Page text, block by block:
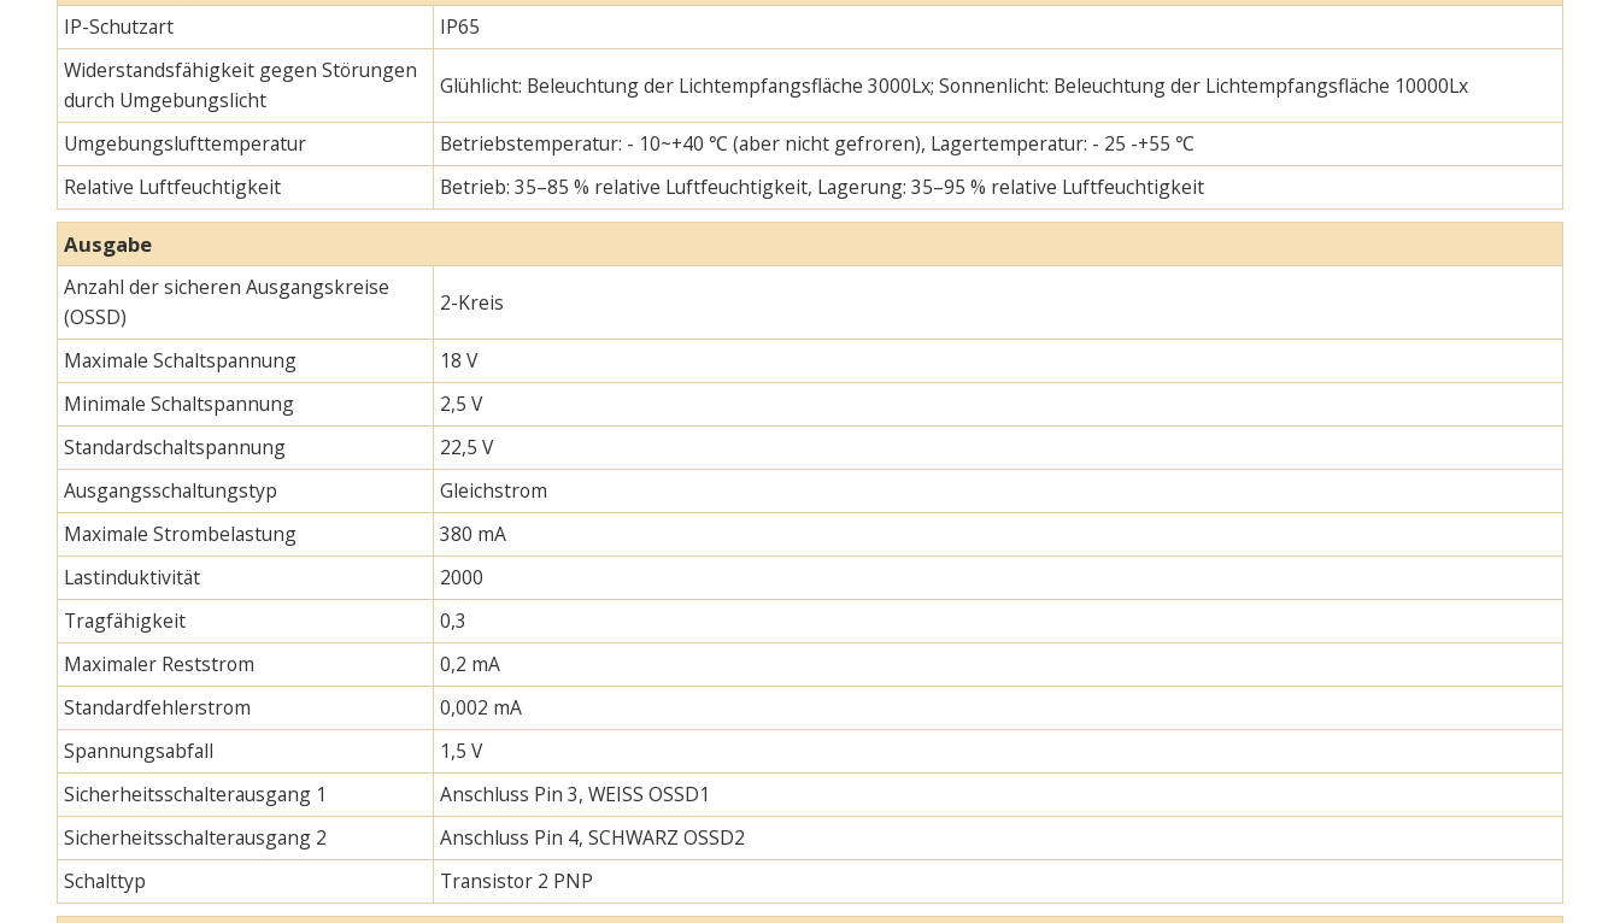
IP-Schutzart
IP65
Widerstandsfähigkeit gegen Störungen
durch Umgebungslicht
Glühlicht: Beleuchtung der Lichtempfangsfläche 3000Lx; Sonnenlicht: Beleuchtung der Lichtempfangsfläche 10000Lx
Umgebungslufttemperatur
Betriebstemperatur: - 10~+40 ℃ (aber nicht gefroren), Lagertemperatur: - 25 -+55 ℃
Relative Luftfeuchtigkeit
Betrieb: 35–85 % relative Luftfeuchtigkeit, Lagerung: 35–95 % relative Luftfeuchtigkeit
Ausgabe
Anzahl der sicheren Ausgangskreise
(OSSD)
2-Kreis
Maximale Schaltspannung
18 V
Minimale Schaltspannung
2,5 V
Standardschaltspannung
22,5 V
Ausgangsschaltungstyp
Gleichstrom
Maximale Strombelastung
380 mA
Lastinduktivität
2000
Tragfähigkeit
0,3
Maximaler Reststrom
0,2 mA
Standardfehlerstrom
0,002 mA
Spannungsabfall
1,5 V
Sicherheitsschalterausgang 1
Anschluss Pin 3, WEISS OSSD1
Sicherheitsschalterausgang 2
Anschluss Pin 4, SCHWARZ OSSD2
Schalttyp
Transistor 2 PNP